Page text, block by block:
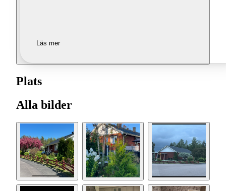
Läs mer
Plats
Alla bilder